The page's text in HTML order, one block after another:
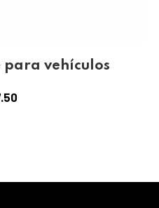
para vehículos